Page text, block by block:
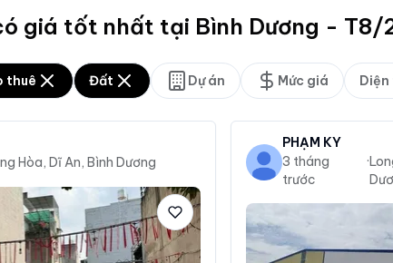
giá tốt nhất tại Bình Dương - T8/
thuê Đất Dự án Mức giá
Hòa, Dĩ An, Bình Dương
PHẠM KÝ
3 tháng
trước
·